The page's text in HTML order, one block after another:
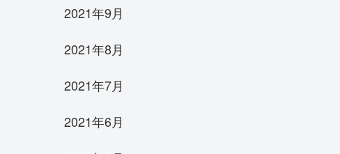
2021年9月
2021年8月
2021年7月
2021年6月